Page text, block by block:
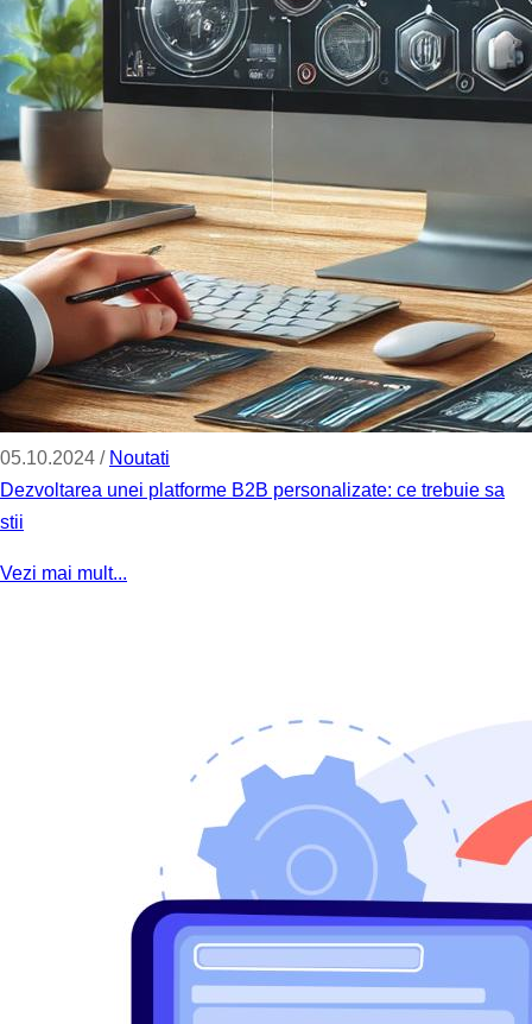
05.10.2024 / Noutati
Dezvoltarea unei platforme B2B personalizate: ce trebuie sa
stii
Vezi mai mult...